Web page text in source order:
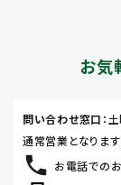
お気
お電話での
問い合わせ窓口 ：
通常営業となります